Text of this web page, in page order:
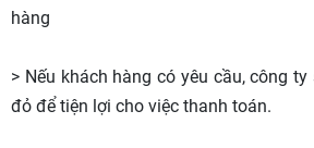
hàng
> Nếu khách hàng có yêu cầu, công
đỏ để tiện lợi cho việc thanh toán.